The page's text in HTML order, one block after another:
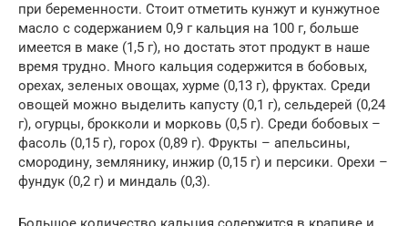
при беременности. Стоит отметить кунжут и кунжутное
масло с содержанием 0,9 г кальция на 100 г, больше
имеется в маке (1,5 г), но достать этот продукт в наше
время трудно. Много кальция содержится в бобовых,
орехах, зеленых овощах, хурме (0,13 г), фруктах. Среди
овощей можно выделить капусту (0,1 г), сельдерей (0,24
г), огурцы, брокколи и морковь (0,5 г). Среди бобовых –
фасоль (0,15 г), горох (0,89 г). Фрукты – апельсины,
смородину, землянику, инжир (0,15 г) и персики. Орехи –
фундук (0,2 г) и миндаль (0,3).